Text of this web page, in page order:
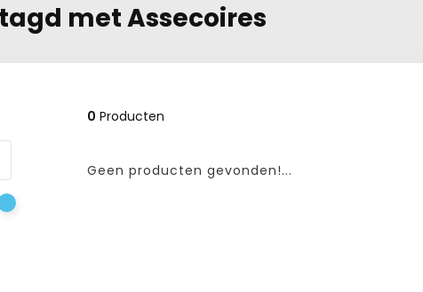
met Assecoires
0 Producten
Geen producten gevonden!...